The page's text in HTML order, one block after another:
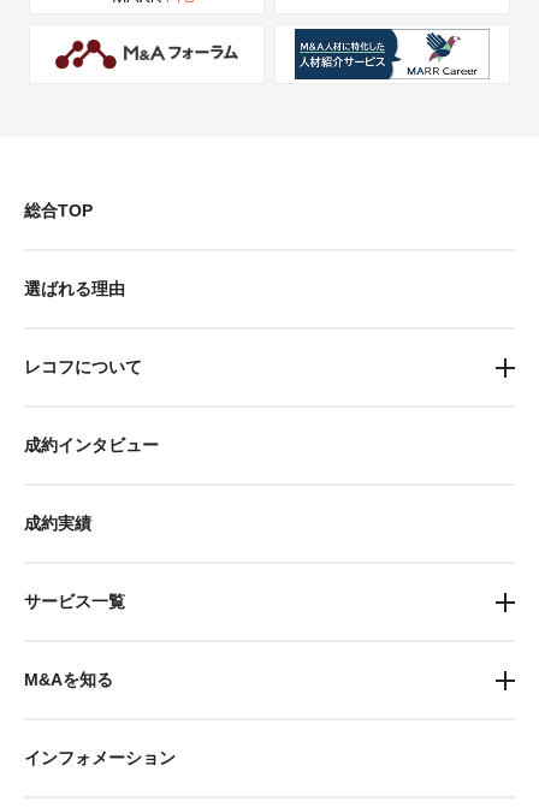
総合TOP
選ばれる理由
レコフについて
成約インタビュー
成約実績
サービス一覧
M&Aを知る
インフォメーション